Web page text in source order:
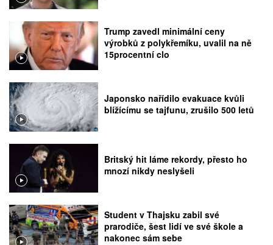
Trump zavedl minimální ceny
výrobků z polykřemíku, uvalil na ně
15procentní clo
Japonsko nařídilo evakuace kvůli
blížícímu se tajfunu, zrušilo 500 letů
Britský hit láme rekordy, přesto ho
mnozí nikdy neslyšeli
Student v Thajsku zabil své
prarodiče, šest lidí ve své škole a
nakonec sám sebe